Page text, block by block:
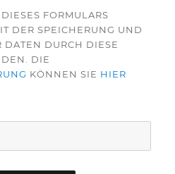
FORMULARS
DER SPEICHERUNG UND
DATEN DURCH DIESE
DIE
KÖNNEN SIE HIER